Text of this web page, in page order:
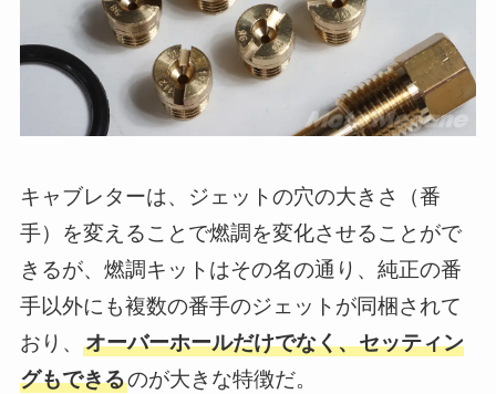
キャブレターは、ジェットの穴の大きさ（番
手）を変えることで燃調を変化させることがで
きるが、燃調キットはその名の通り、純正の番
手以外にも複数の番手のジェットが同梱されて
おり、 オーバーホールだけでなく、セッティン
グもできるのが大きな特徴だ。